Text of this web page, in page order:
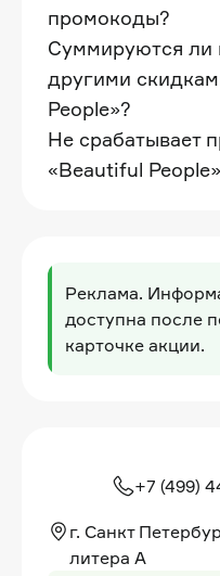
промокоды?
Суммируются ли
другими
People»?
Не срабатывает
«Beautiful
Реклама.
доступна после
карточке акции.
+7 (499)
г. Санкт
литера А